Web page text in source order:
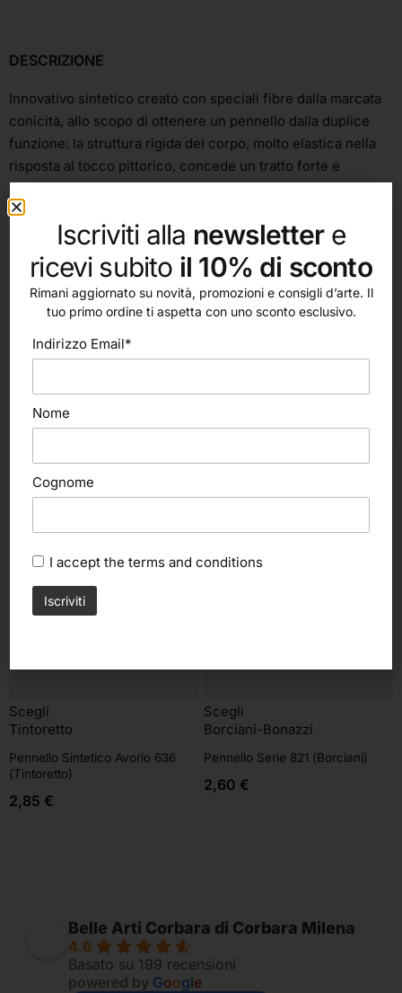
DESCRIZIONE
Innovativo sintetico creato con speciali fibre dalla marcata
conicità, allo scopo di ottenere un pennello dalla duplice
funzione: la struttura rigida del corpo, molto elastica nella
risposta al tocco pittorico, concede un tratto forte e
regalano una stesura cromatica graduale ed omogenea,
permettendo risultati di effetto realista con colori pastosi.
altri nostri prodotti
Scegli
Tintoretto
Pennello Sintetico Avorio 636
(Tintoretto)
2,85 €
Scegli
Borciani-Bonazzi
Pennello Serie 821 (Borciani)
2,60 €
Belle Arti Corbara di Corbara Milena
4.6
Basato su 199 recensioni
powered by Google
Iscriviti alla newslettere
ricevi subito il 10% di sconto
Rimani aggiornato su novità, promozioni e consigli d’arte. Il
tuo primo ordine ti aspetta con uno sconto esclusivo.
Indirizzo Email*
Nome
Cognome
I accept the terms and conditions